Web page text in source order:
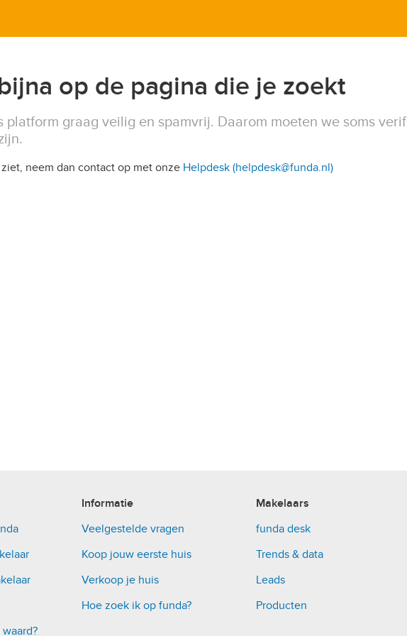
op de pagina die je zoekt
platform graag veilig en spamvrij. Daarom moeten we soms
neem dan contact op met onze Helpdesk (helpdesk@funda.nl)
Informatie
Veelgestelde vragen
Koop jouw eerste huis
Verkoop je huis
Hoe zoek ik op funda?
Makelaars
funda desk
Trends & data
Leads
Producten